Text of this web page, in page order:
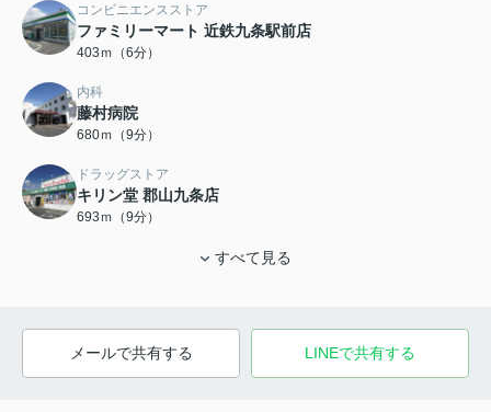
コンビニエンスストア
ファミリーマート 近鉄九条駅前店
403ｍ（6分）
内科
藤村病院
680ｍ（9分）
ドラッグストア
キリン堂 郡山九条店
693ｍ（9分）
すべて見る
メールで共有する LINEで共有する